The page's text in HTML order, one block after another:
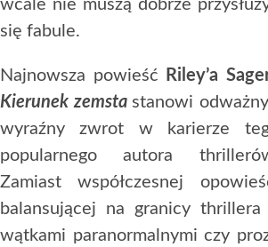
wcale nie muszą dobrze
się fabule.
Najnowsza powieść
Riley’a
Kierunek zemsta stanowi
wyraźny zwrot w karierze
popularnego autora
Zamiast współczesnej
balansującej na granicy thrillera
wątkami paranormalnymi czy